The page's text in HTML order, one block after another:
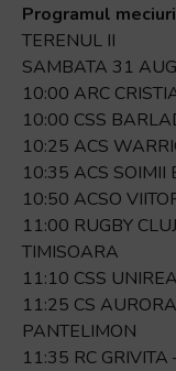
Programul
TERENUL II
SAMBATA 31
10:00 ARC
10:00 CSS
10:25 ACS
10:35 ACS SOIMII
10:50 ACSO
11:00 RUGBY
TIMISOARA
11:10 CSS
11:25 CS
PANTELIMON
11:35 RC GRIVITA